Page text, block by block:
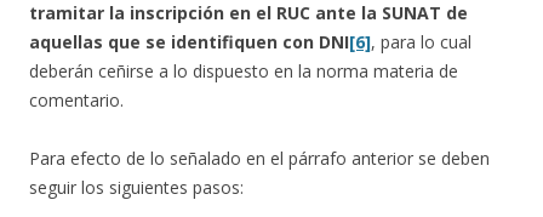
tramitar la inscripción en el RUC ante la SUNAT de
aquellas que se identifiquen con DNI[6], para lo cual
deberán ceñirse a lo dispuesto en la norma materia de
comentario.
Para efecto de lo señalado en el párrafo anterior se deben
seguir los siguientes pasos: